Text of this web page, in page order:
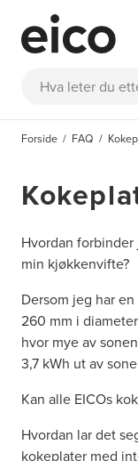
Søk
Forside FAQ
Hvordan
min kjøkkenvifte?
Dersom jeg har
260 mm i
hvor mye av
3,7 kWh ut av
Kan alle EICOs
Hvordan lar det
kokeplater med